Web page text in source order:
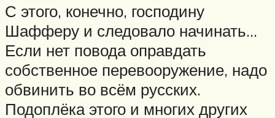
С этого, конечно, господину
Шафферу и следовало начинать…
Если нет повода оправдать
собственное перевооружение, надо
обвинить во всём русских.
Подоплёка этого и многих других